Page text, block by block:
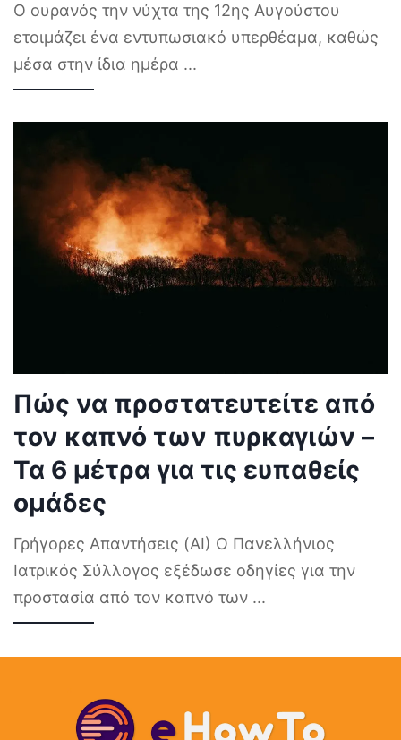
Ο ουρανός την νύχτα της 12ης Αυγούστου
ετοιμάζει ένα εντυπωσιακό υπερθέαμα, καθώς
μέσα στην ίδια ημέρα ...
Πώς να προστατευτείτε από
τον καπνό των πυρκαγιών –
Τα 6 μέτρα για τις ευπαθείς
ομάδες
Γρήγορες Απαντήσεις (AI) Ο Πανελλήνιος
Ιατρικός Σύλλογος εξέδωσε οδηγίες για την
προστασία από τον καπνό των ...